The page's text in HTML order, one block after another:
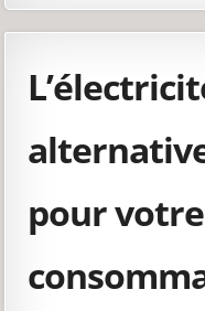
pour votre